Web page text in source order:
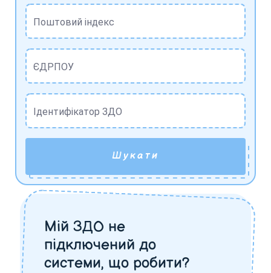
Поштовий індекс
ЄДРПОУ
Ідентифікатор ЗДО
Шукати
Мій ЗДО не
підключений до
системи, що робити?